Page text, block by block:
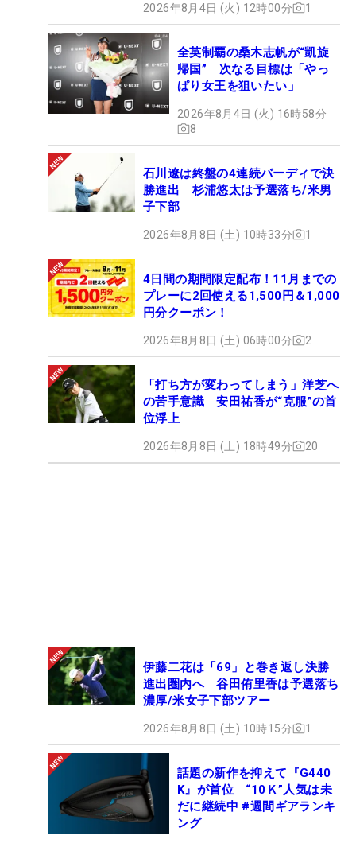
2026年8月4日 (火) 12時00分 1
全英制覇の桑木志帆が“凱旋
帰国” 次なる目標は「やっ
ぱり女王を狙いたい」
2026年8月4日 (火) 16時58分
8
石川遼は終盤の4連続バーディで決
勝進出 杉浦悠太は予選落ち/米男
子下部
2026年8月8日 (土) 10時33分 1
4日間の期間限定配布！11月までの
プレーに2回使える1,500円＆1,000
円分クーポン！
2026年8月8日 (土) 06時00分 2
「打ち方が変わってしまう」洋芝へ
の苦手意識 安田祐香が“克服”の首
位浮上
2026年8月8日 (土) 18時49分 20
伊藤二花は「69」と巻き返し決勝
進出圏内へ 谷田侑里香は予選落ち
濃厚/米女子下部ツアー
2026年8月8日 (土) 10時15分 1
話題の新作を抑えて『G440
K』が首位 “10Ｋ”人気は未
だに継続中 #週間ギアランキ
ング